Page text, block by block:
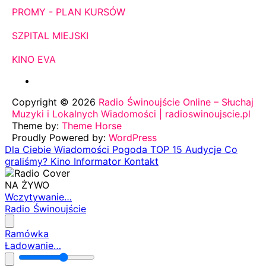
PROMY - PLAN KURSÓW
SZPITAL MIEJSKI
KINO EVA
Copyright © 2026 Radio Świnoujście Online – Słuchaj
Muzyki i Lokalnych Wiadomości | radioswinoujscie.pl
Theme by: Theme Horse
Proudly Powered by: WordPress
Dla Ciebie Wiadomości Pogoda TOP 15 Audycje Co
graliśmy? Kino Informator Kontakt
NA ŻYWO
Wczytywanie…
Radio Świnoujście
Ramówka
Ładowanie…